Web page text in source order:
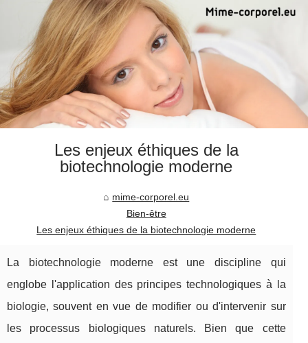
Les enjeux éthiques de la
biotechnologie moderne
mime-corporel.eu
Bien-être
Les enjeux éthiques de la biotechnologie moderne
La biotechnologie moderne est une discipline qui
englobe l'application des principes technologiques à la
biologie, souvent en vue de modifier ou d'intervenir sur
les processus biologiques naturels. Bien que cette